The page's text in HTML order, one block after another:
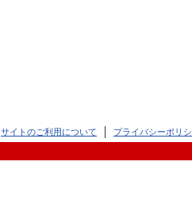
サイトのご利用について プライバシーポリ